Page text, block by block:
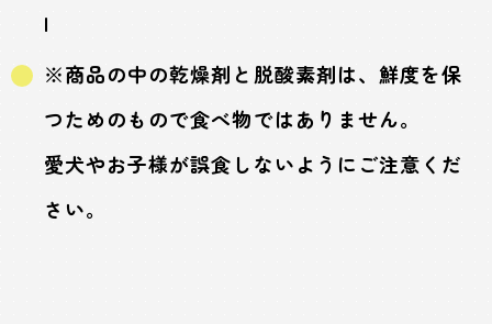
l
※商品の中の乾燥剤と脱酸素剤は、鮮度を保
つためのもので食べ物ではありません。
愛犬やお子様が誤食しないようにご注意くだ
さい。